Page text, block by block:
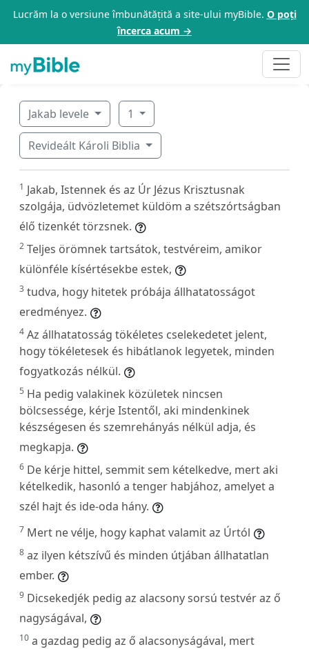
Lucrăm la o versiune îmbunătățită a site-ului myBible. O poți
încerca acum →
Jakab levele 1
Revideált Károli Biblia
1 Jakab, Istennek és az Úr Jézus Krisztusnak
szolgája, üdvözletemet küldöm a szétszórtságban
élő tizenkét törzsnek.
2 Teljes örömnek tartsátok, testvéreim, amikor
különféle kísértésekbe estek,
3 tudva, hogy hitetek próbája állhatatosságot
eredményez.
4 Az állhatatosság tökéletes cselekedetet jelent,
hogy tökéletesek és hibátlanok legyetek, minden
fogyatkozás nélkül.
5 Ha pedig valakinek közületek nincsen
bölcsessége, kérje Istentől, aki mindenkinek
készségesen és szemrehányás nélkül adja, és
megkapja.
6 De kérje hittel, semmit sem kételkedve, mert aki
kételkedik, hasonló a tenger habjához, amelyet a
szél hajt és ide-oda hány.
7 Mert ne vélje, hogy kaphat valamit az Úrtól
8 az ilyen kétszívű és minden útjában állhatatlan
ember.
9 Dicsekedjék pedig az alacsony sorsú testvér az ő
nagyságával,
10 a gazdag pedig az ő alacsonyságával, mert